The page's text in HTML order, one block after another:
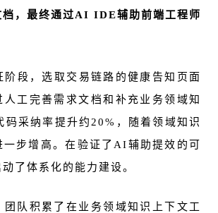
档，最终通过AI IDE辅助前端工程师
阶段，选取交易链路的健康告知页面
人工完善需求文档和补充业务领域知
采纳率提升约20%，随着领域知识
一步增高。在验证了AI辅助提效的可
了体系化的能力建设。
团队积累了在业务领域知识上下文工